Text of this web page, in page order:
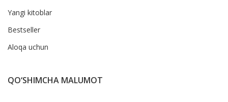
Yangi kitoblar
Bestseller
Aloqa uchun
QO‘SHIMCHA MALUMOT